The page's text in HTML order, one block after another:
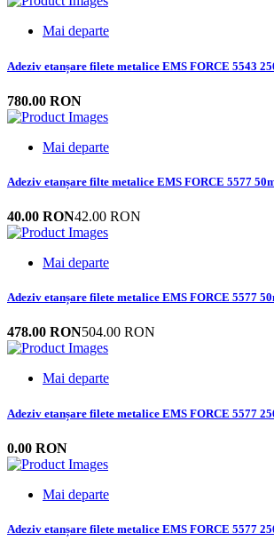
Mai departe
Adeziv etanșare filete metalice EMS FORCE 5543
780.00 RON
Mai departe
Adeziv etanșare filte metalice EMS FORCE 5577
40.00 RON42.00 RON
Mai departe
Adeziv etanșare filete metalice EMS FORCE 5577
478.00 RON504.00 RON
Mai departe
Adeziv etanșare filete metalice EMS FORCE 5577
0.00 RON
Mai departe
Adeziv etanșare filete metalice EMS FORCE 5577